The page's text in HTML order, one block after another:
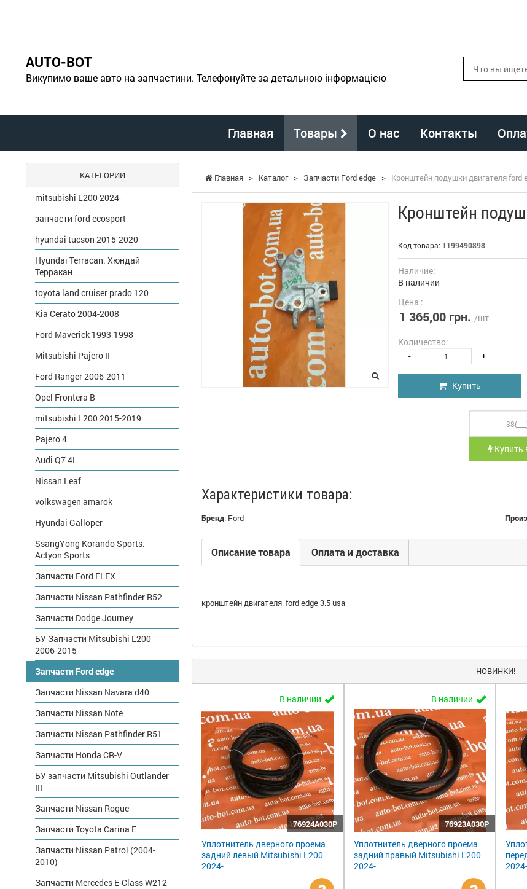
AUTO-BOT
Викупимо ваше авто на запчастини. Телефонуйте за детальною інформацією
Главная Товары О нас Контакты
Главная > Каталог > Запчасти Ford edge > Кронштейн подушки двигателя ford
Кронштейн
Код товара: 1199490898
Наличие:
В наличии
Цена :
1 365,00 грн. /шт
Количество:
- +
Купить
Купить
Характеристики товара:
Бренд: Ford
Описание товара Оплата и доставка
кронштейн двигателя ford edge 3.5 usa
НОВИНКИ!
В наличии
76924A030P
Уплотнитель дверного проема
задний левый Mitsubishi L200
2024-
В наличии
76923A030P
Уплотнитель дверного проема
задний правый Mitsubishi L200
2024-
2024-
КАТЕГОРИИ
mitsubishi L200 2024-
запчасти ford ecosport
hyundai tucson 2015-2020
Hyundai Terracan. Хюндай
Терракан
toyota land cruiser prado 120
Kia Cerato 2004-2008
Ford Maverick 1993-1998
Mitsubishi Pajero II
Ford Ranger 2006-2011
Opel Frontera B
mitsubishi L200 2015-2019
Pajero 4
Audi Q7 4L
Nissan Leaf
volkswagen amarok
Hyundai Galloper
SsangYong Korando Sports.
Actyon Sports
Запчасти Ford FLEX
Запчасти Nissan Pathfinder R52
Запчасти Dodge Journey
БУ Запчасти Mitsubishi L200
2006-2015
Запчасти Ford edge
Запчасти Nissan Navara d40
Запчасти Nissan Note
Запчасти Nissan Pathfinder R51
Запчасти Honda CR-V
БУ запчасти Mitsubishi Outlander
III
Запчасти Nissan Rogue
Запчасти Toyota Carina E
Запчасти Nissan Patrol (2004-
2010)
Запчасти Mercedes E-Class W212